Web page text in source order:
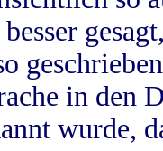
in
wurde,